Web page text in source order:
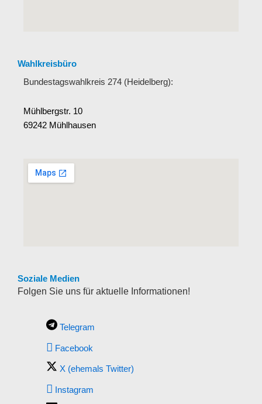
Wahlkreisbüro
Bundestagswahlkreis 274 (Heidelberg):
Mühlbergstr. 10
69242 Mühlhausen
Soziale Medien
Folgen Sie uns für aktuelle Informationen!
Telegram
Facebook
X (ehemals Twitter)
Instagram